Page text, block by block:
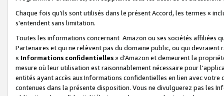
Chaque fois qu’ils sont utilisés dans le présent Accord, les termes «
s'entendent sans limitation.
Toutes les informations concernant Amazon ou ses sociétés affiliées
Partenaires et qui ne relèvent pas du domaine public, ou qui
« Informations confidentielles» d’Amazon et demeurent la
mesure où leur utilisation est raisonnablement nécessaire pour
entités ayant accès aux Informations confidentielles en lien avec
contenues dans la présente disposition. Vous ne divulguerez pas les